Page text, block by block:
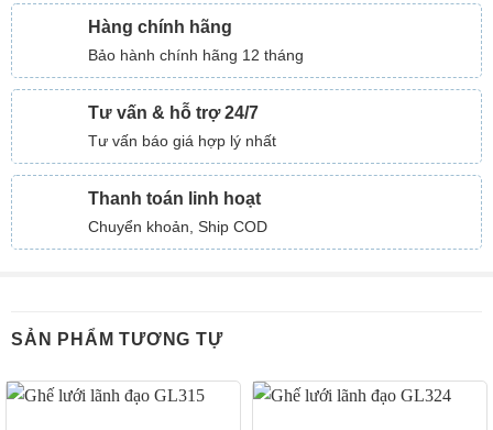
Hàng chính hãng
Bảo hành chính hãng 12 tháng
Tư vấn & hỗ trợ 24/7
Tư vấn báo giá hợp lý nhất
Thanh toán linh hoạt
Chuyển khoản, Ship COD
SẢN PHẨM TƯƠNG TỰ